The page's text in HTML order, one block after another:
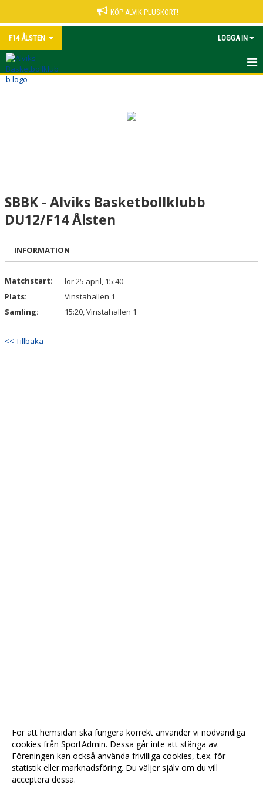
KÖP ALVIK PLUSKORT!
F14 ÅLSTEN LOGGA IN
HEM
KONTAKT
SBBK - Alviks Basketbollklubb
DU12/F14 Ålsten
INFORMATION
Matchstart:
lör 25 april, 15:40
Plats:
Vinstahallen 1
Samling:
15:20, Vinstahallen 1
<< Tillbaka
För att hemsidan ska fungera korrekt använder vi nödvändiga
cookies från SportAdmin. Dessa går inte att stänga av.
Föreningen kan också använda frivilliga cookies, t.ex. för
statistik eller marknadsföring. Du väljer själv om du vill
acceptera dessa.